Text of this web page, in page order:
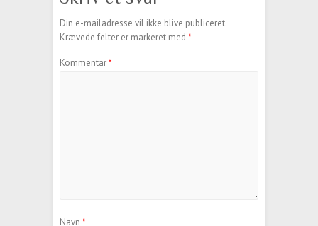
Din e-mailadresse vil ikke blive publiceret.
Krævede felter er markeret med *
Kommentar*
Navn *